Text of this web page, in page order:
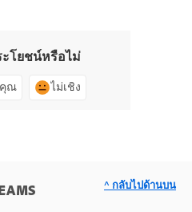
โยชน์หรือไม่
ณ ไม่เชิง
^ กลับไปด้านบน